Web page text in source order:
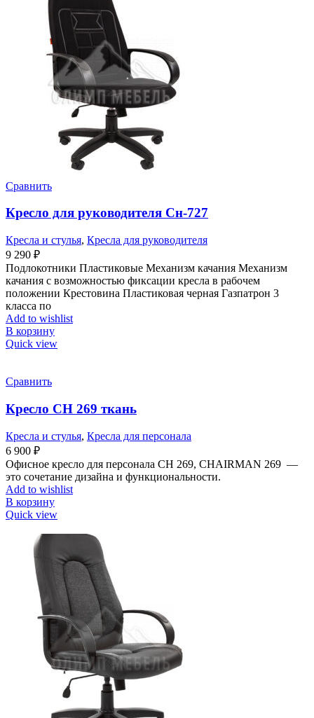
Сравнить
Кресло для руководителя Cн-727
Кресла и стулья, Кресла для руководителя
9 290 ₽
Подлокотники Пластиковые Механизм качания Механизм
качания с возможностью фиксации кресла в рабочем
положении Крестовина Пластиковая черная Газпатрон 3
класса по
Add to wishlist
В корзину
Quick view
Сравнить
Кресло СН 269 ткань
Кресла и стулья, Кресла для персонала
6 900 ₽
Офисное кресло для персонала СН 269, CHAIRMAN 269 —
это сочетание дизайна и функциональности.
Add to wishlist
В корзину
Quick view